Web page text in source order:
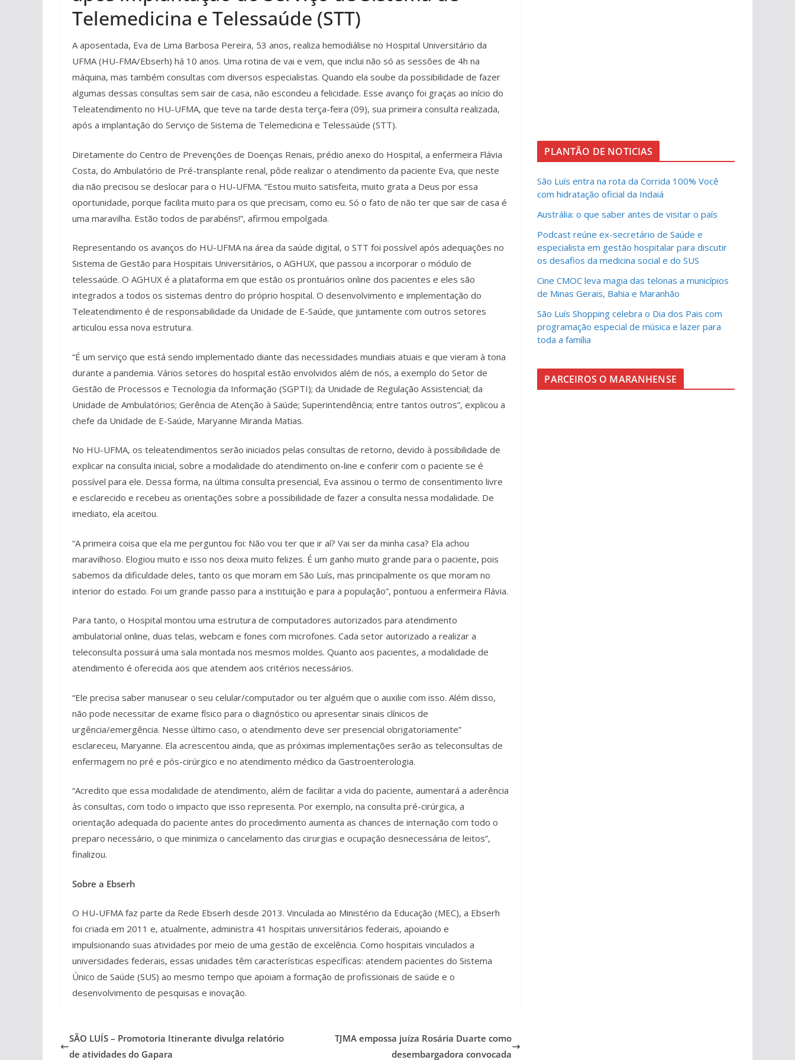
Telemedicina e Telessaúde (STT)
A aposentada, Eva de Lima Barbosa Pereira, 53 anos, realiza hemodiálise no Hospital Universitário da
UFMA (HU-FMA/Ebserh) há 10 anos. Uma rotina de vai e vem, que inclui não só as sessões de 4h na
máquina, mas também consultas com diversos especialistas. Quando ela soube da possibilidade de fazer
algumas dessas consultas sem sair de casa, não escondeu a felicidade. Esse avanço foi graças ao início do
Teleatendimento no HU-UFMA, que teve na tarde desta terça-feira (09), sua primeira consulta realizada,
após a implantação do Serviço de Sistema de Telemedicina e Telessaúde (STT).
Diretamente do Centro de Prevenções de Doenças Renais, prédio anexo do Hospital, a enfermeira Flávia
Costa, do Ambulatório de Pré-transplante renal, pôde realizar o atendimento da paciente Eva, que neste
dia não precisou se deslocar para o HU-UFMA. “Estou muito satisfeita, muito grata a Deus por essa
oportunidade, porque facilita muito para os que precisam, como eu. Só o fato de não ter que sair de casa é
uma maravilha. Estão todos de parabéns!”, afirmou empolgada.
Representando os avanços do HU-UFMA na área da saúde digital, o STT foi possível após adequações no
Sistema de Gestão para Hospitais Universitários, o AGHUX, que passou a incorporar o módulo de
telessaúde. O AGHUX é a plataforma em que estão os prontuários online dos pacientes e eles são
integrados a todos os sistemas dentro do próprio hospital. O desenvolvimento e implementação do
Teleatendimento é de responsabilidade da Unidade de E-Saúde, que juntamente com outros setores
articulou essa nova estrutura.
“É um serviço que está sendo implementado diante das necessidades mundiais atuais e que vieram à tona
durante a pandemia. Vários setores do hospital estão envolvidos além de nós, a exemplo do Setor de
Gestão de Processos e Tecnologia da Informação (SGPTI); da Unidade de Regulação Assistencial; da
Unidade de Ambulatórios; Gerência de Atenção à Saúde; Superintendência; entre tantos outros”, explicou a
chefe da Unidade de E-Saúde, Maryanne Miranda Matias.
No HU-UFMA, os teleatendimentos serão iniciados pelas consultas de retorno, devido à possibilidade de
explicar na consulta inicial, sobre a modalidade do atendimento on-line e conferir com o paciente se é
possível para ele. Dessa forma, na última consulta presencial, Eva assinou o termo de consentimento livre
e esclarecido e recebeu as orientações sobre a possibilidade de fazer a consulta nessa modalidade. De
imediato, ela aceitou.
“A primeira coisa que ela me perguntou foi: Não vou ter que ir aí? Vai ser da minha casa? Ela achou
maravilhoso. Elogiou muito e isso nos deixa muito felizes. É um ganho muito grande para o paciente, pois
sabemos da dificuldade deles, tanto os que moram em São Luís, mas principalmente os que moram no
interior do estado. Foi um grande passo para a instituição e para a população”, pontuou a enfermeira Flávia.
Para tanto, o Hospital montou uma estrutura de computadores autorizados para atendimento
ambulatorial online, duas telas, webcam e fones com microfones. Cada setor autorizado a realizar a
teleconsulta possuirá uma sala montada nos mesmos moldes. Quanto aos pacientes, a modalidade de
atendimento é oferecida aos que atendem aos critérios necessários.
“Ele precisa saber manusear o seu celular/computador ou ter alguém que o auxilie com isso. Além disso,
não pode necessitar de exame físico para o diagnóstico ou apresentar sinais clínicos de
urgência/emergência. Nesse último caso, o atendimento deve ser presencial obrigatoriamente”
esclareceu, Maryanne. Ela acrescentou ainda, que as próximas implementações serão as teleconsultas de
enfermagem no pré e pós-cirúrgico e no atendimento médico da Gastroenterologia.
“Acredito que essa modalidade de atendimento, além de facilitar a vida do paciente, aumentará a aderência
às consultas, com todo o impacto que isso representa. Por exemplo, na consulta pré-cirúrgica, a
orientação adequada do paciente antes do procedimento aumenta as chances de internação com todo o
preparo necessário, o que minimiza o cancelamento das cirurgias e ocupação desnecessária de leitos”,
finalizou.
Sobre a Ebserh
O HU-UFMA faz parte da Rede Ebserh desde 2013. Vinculada ao Ministério da Educação (MEC), a Ebserh
foi criada em 2011 e, atualmente, administra 41 hospitais universitários federais, apoiando e
impulsionando suas atividades por meio de uma gestão de excelência. Como hospitais vinculados a
universidades federais, essas unidades têm características específicas: atendem pacientes do Sistema
Único de Saúde (SUS) ao mesmo tempo que apoiam a formação de profissionais de saúde e o
desenvolvimento de pesquisas e inovação.
SÃO LUÍS – Promotoria Itinerante divulga relatório
de atividades do Gapara
TJMA empossa juíza Rosária Duarte como
desembargadora convocada
PLANTÃO DE NOTICIAS
São Luís entra na rota da Corrida 100% Você
com hidratação oficial da Indaiá
Austrália: o que saber antes de visitar o país
Podcast reúne ex-secretário de Saúde e
especialista em gestão hospitalar para discutir
os desafios da medicina social e do SUS
Cine CMOC leva magia das telonas a municípios
de Minas Gerais, Bahia e Maranhão
São Luís Shopping celebra o Dia dos Pais com
programação especial de música e lazer para
toda a família
PARCEIROS O MARANHENSE